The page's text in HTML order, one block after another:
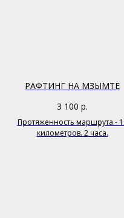
РАФТИНГ НА МЗЫМТЕ
3 100 р.
Протяженность маршрута -
километров. 2 часа.